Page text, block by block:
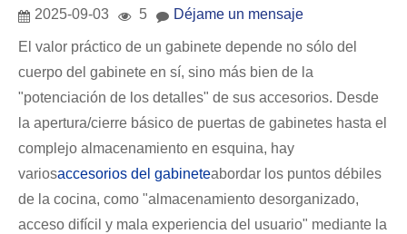
2025-09-03 5 Déjame un mensaje
El valor práctico de un gabinete depende no sólo del
cuerpo del gabinete en sí, sino más bien de la
"potenciación de los detalles" de sus accesorios. Desde
la apertura/cierre básico de puertas de gabinetes hasta el
complejo almacenamiento en esquina, hay
variosaccesorios del gabineteabordar los puntos débiles
de la cocina, como "almacenamiento desorganizado,
acceso difícil y mala experiencia del usuario" mediante la